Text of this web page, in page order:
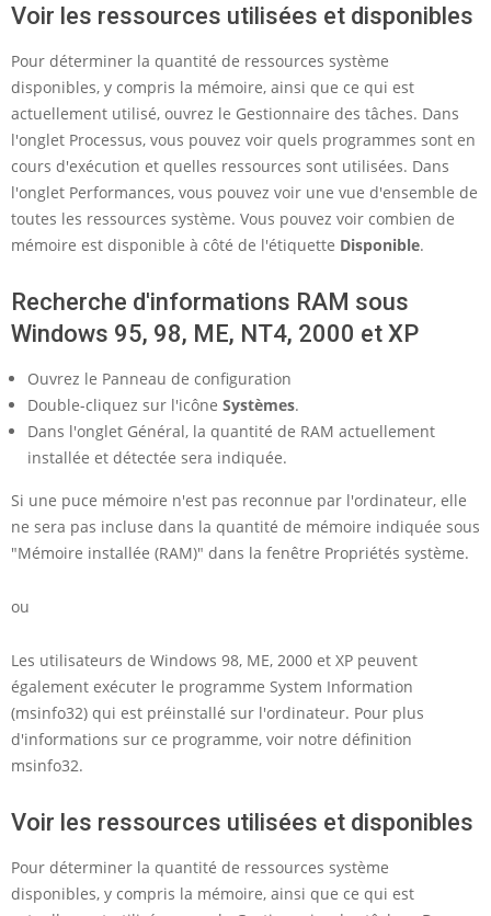
Voir les ressources utilisées et disponibles
Pour déterminer la quantité de ressources système
disponibles, y compris la mémoire, ainsi que ce qui est
actuellement utilisé, ouvrez le Gestionnaire des tâches. Dans
l'onglet Processus, vous pouvez voir quels programmes sont en
cours d'exécution et quelles ressources sont utilisées. Dans
l'onglet Performances, vous pouvez voir une vue d'ensemble de
toutes les ressources système. Vous pouvez voir combien de
mémoire est disponible à côté de l'étiquette Disponible.
Recherche d'informations RAM sous
Windows 95, 98, ME, NT4, 2000 et XP
Ouvrez le Panneau de configuration
Double-cliquez sur l'icône Systèmes.
Dans l'onglet Général, la quantité de RAM actuellement
installée et détectée sera indiquée.
Si une puce mémoire n'est pas reconnue par l'ordinateur, elle
ne sera pas incluse dans la quantité de mémoire indiquée sous
"Mémoire installée (RAM)" dans la fenêtre Propriétés système.
ou
Les utilisateurs de Windows 98, ME, 2000 et XP peuvent
également exécuter le programme System Information
(msinfo32) qui est préinstallé sur l'ordinateur. Pour plus
d'informations sur ce programme, voir notre définition
msinfo32.
Voir les ressources utilisées et disponibles
Pour déterminer la quantité de ressources système
disponibles, y compris la mémoire, ainsi que ce qui est